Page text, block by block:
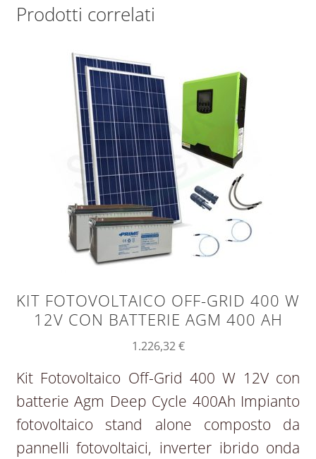
Prodotti correlati
KIT FOTOVOLTAICO OFF-GRID 400 W
12V CON BATTERIE AGM 400 AH
1.226,32€
Kit Fotovoltaico Off-Grid 400 W 12V con
batterie Agm Deep Cycle 400Ah Impianto
fotovoltaico stand alone composto da
pannelli fotovoltaici, inverter ibrido onda